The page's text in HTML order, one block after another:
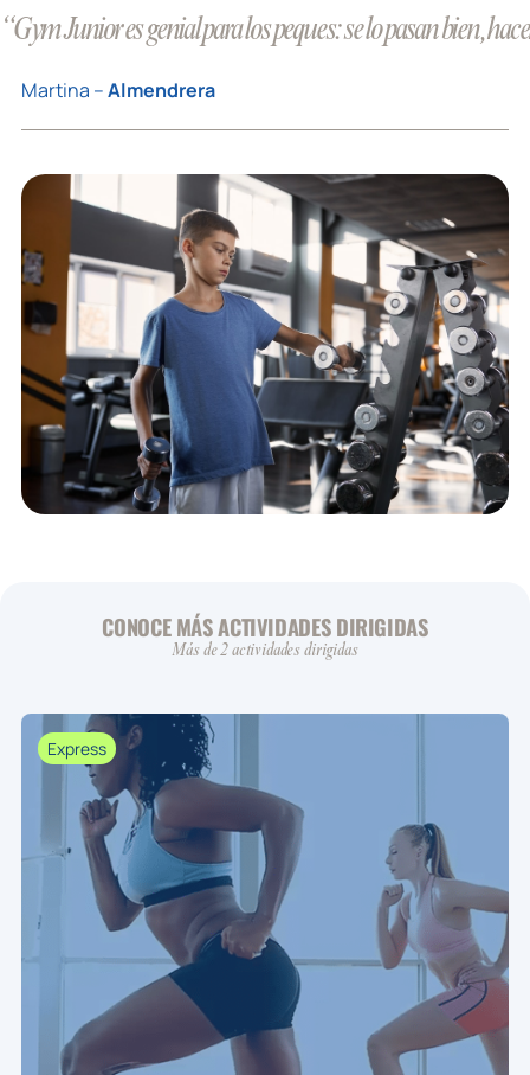
“Gym Junior es genial para los peques: se lo pasan bien,
Martina –Almendrera
CONOCE MÁS ACTIVIDADES DIRIGIDAS
Más de 2 actividades dirigidas
Express